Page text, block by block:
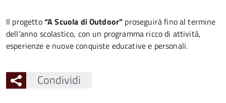
Il progetto“A Scuola di Outdoor” proseguirà fino al termine
dell’anno scolastico, con un programma ricco di attività,
esperienze e nuove conquiste educative e personali.
Condividi